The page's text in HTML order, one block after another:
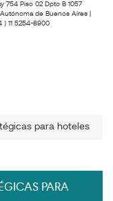
754 Piso 02 Dpto B 1057
de Buenos Aires |
) 11 5254-8900
para hoteles
PARA